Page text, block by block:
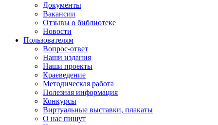
Документы
Вакансии
Отзывы о библиотеке
Новости
Пользователям
Вопрос-ответ
Наши издания
Наши проекты
Краеведение
Методическая работа
Полезная информация
Конкурсы
Виртуальные выставки, плакаты
О нас пишут